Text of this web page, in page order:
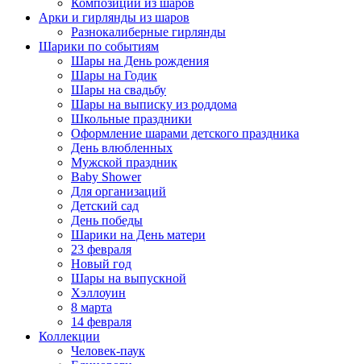
Композиции из шаров
Арки и гирлянды из шаров
Разнокалиберные гирлянды
Шарики по событиям
Шары на День рождения
Шары на Годик
Шары на свадьбу
Шары на выписку из роддома
Школьные праздники
Оформление шарами детского праздника
День влюбленных
Мужской праздник
Baby Shower
Для организаций
Детский сад
День победы
Шарики на День матери
23 февраля
Новый год
Шары на выпускной
Хэллоуин
8 марта
14 февраля
Коллекции
Человек-паук